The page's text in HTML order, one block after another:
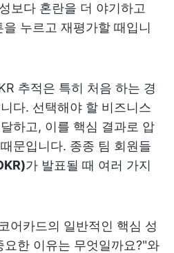
보다 혼란을 더 야기하고
누르고 재평가할 때입니
추적은 특히 처음 하는 경
다. 선택해야 할 비즈니스
하고, 이를 핵심 결과로 압
문입니다. 종종 팀 회원들
가 발표될 때 여러 가지
어카드의 일반적인 핵심 성
한 이유는 무엇일까요?"와